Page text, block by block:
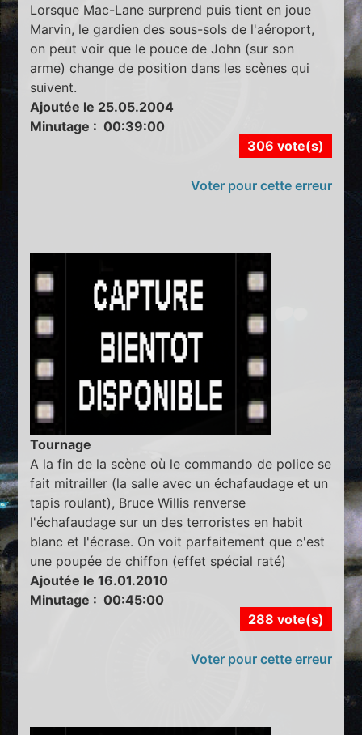
Lorsque Mac-Lane surprend puis tient en joue
Marvin, le gardien des sous-sols de l'aéroport,
on peut voir que le pouce de John (sur son
arme) change de position dans les scènes qui
suivent.
Ajoutée le 25.05.2004
Minutage : 00:39:00
306 vote(s)
Voter pour cette erreur
Tournage
A la fin de la scène où le commando de police se
fait mitrailler (la salle avec un échafaudage et un
tapis roulant), Bruce Willis renverse
l'échafaudage sur un des terroristes en habit
blanc et l'écrase. On voit parfaitement que c'est
une poupée de chiffon (effet spécial raté)
Ajoutée le 16.01.2010
Minutage : 00:45:00
288 vote(s)
Voter pour cette erreur